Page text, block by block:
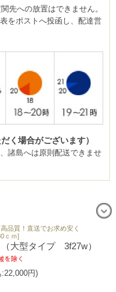
先への放置はできません。
をポストへ投函し、配達営
く場合がございます）
諸島へは原則配送できませ
品質！直送でお求め安く
ｃｍ]
大型タイプ 3f27w）
円)